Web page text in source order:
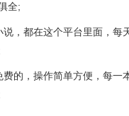
全;
，都在这个平台里面，每
的，操作简单方便，每一